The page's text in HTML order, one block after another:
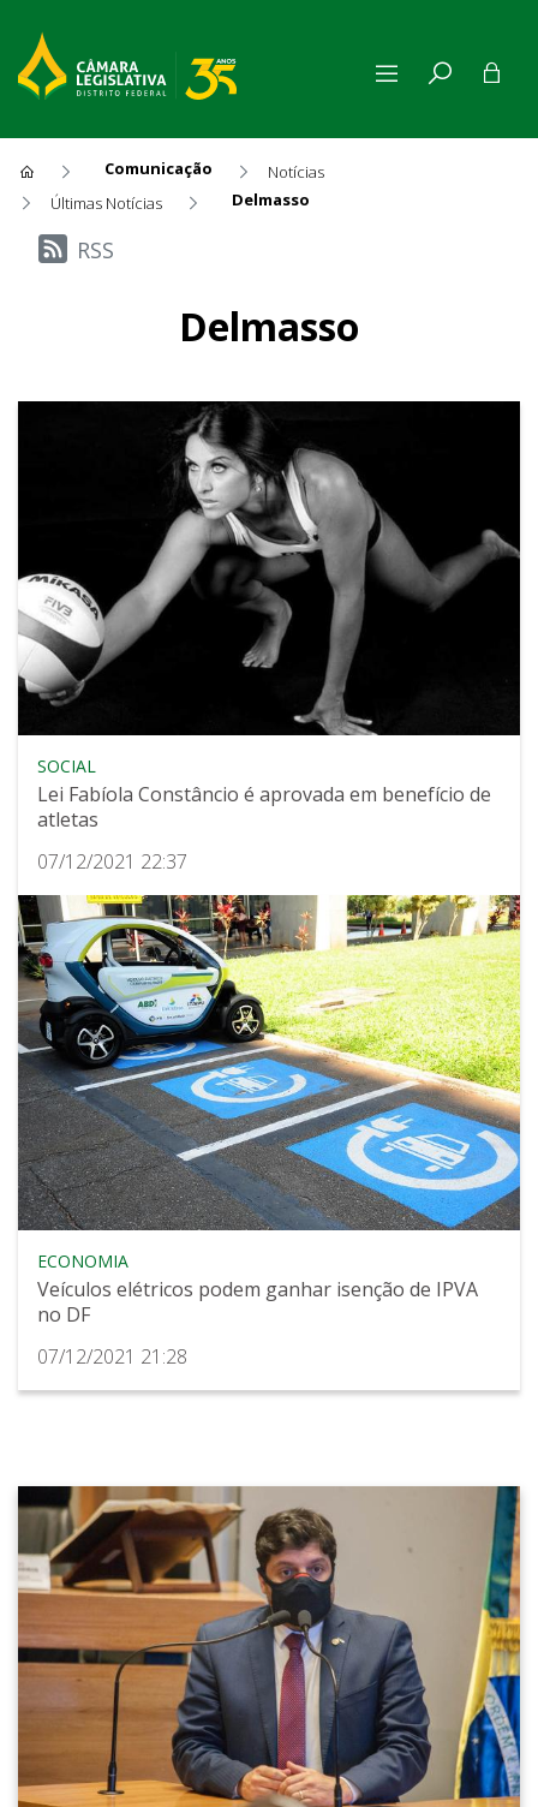
Comunicação
Notícias
Últimas Notícias
Delmasso
Últimas Notícias
RSS
Delmasso
SOCIAL
Lei Fabíola Constâncio é aprovada em benefício de
atletas
07/12/2021 22:37
ECONOMIA
Veículos elétricos podem ganhar isenção de IPVA
no DF
07/12/2021 21:28